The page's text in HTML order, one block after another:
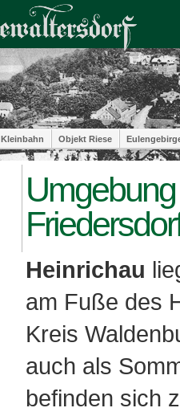
Kleinbahn Objekt Riese
Heinrichau
am Fuße des
Kreis
auch als
befinden sich